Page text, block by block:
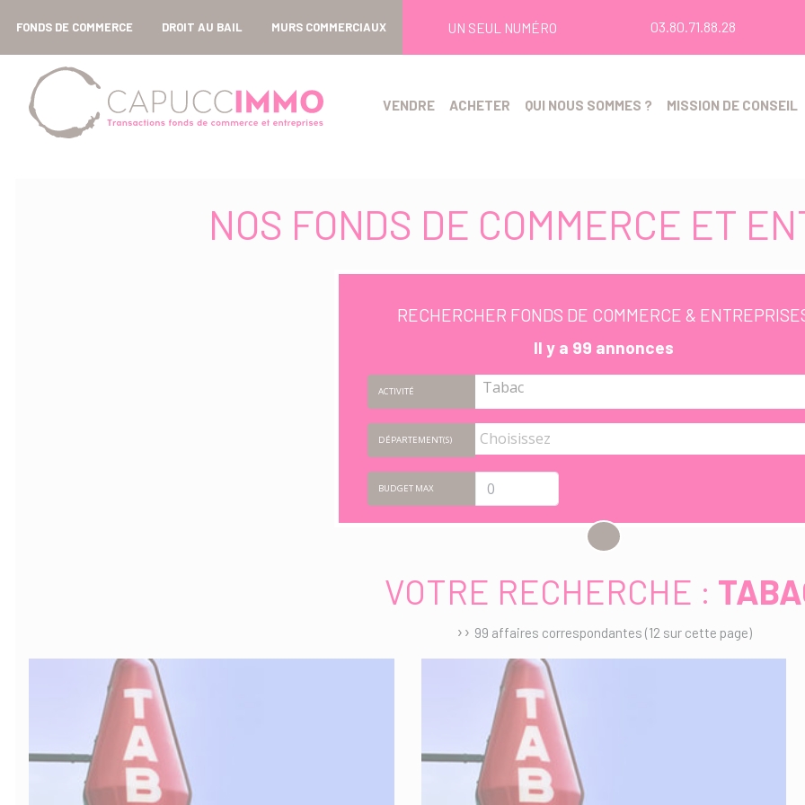
FONDS DE COMMERCE DROIT AU BAIL MURS COMMERCIAUX UN SEUL NUMÉRO 03.80.71.88.28
VENDRE ACHETER QUI NOUS SOMMES ? MISSION DE CONSEIL
NOS FONDS DE COMMERCE ET
RECHERCHER FONDS DE COMMERCE &
Il y a 99 annonces
ACTIVITÉ Tabac
DÉPARTEMENT(S)
BUDGET MAX
VOTRE RECHERCHE :
›› 99 affaires correspondantes (12 sur cette page)